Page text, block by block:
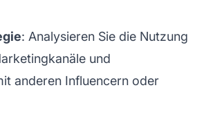
: Analysieren Sie die Nutzung
und
anderen Influencern oder